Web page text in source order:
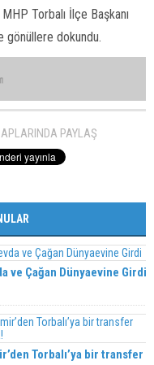
MHP Torbalı İlçe Başkanı
gönüllere dokundu.
PAYLAŞ
ve Çağan Dünyaevine Girdi
Torbalı’ya bir transfer